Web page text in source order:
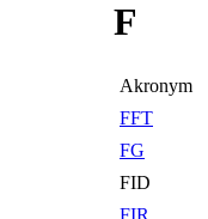
F
Akronym
FFT
FG
FID
FIR